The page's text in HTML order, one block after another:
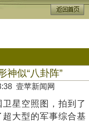
神似“八卦阵”
壹苹新闻网
星空照图，拍到了
大型的军事综合基